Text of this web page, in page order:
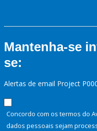
Mantenha-se
se:
Alertas de email Project
Concordo com os termos do
dados pessoais sejam